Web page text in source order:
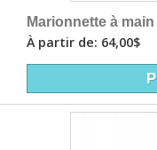
Marionnette à
À partir de: 64,00$